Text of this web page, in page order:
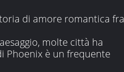
di amore romantica fra
molte città ha
Phoenix è un frequente